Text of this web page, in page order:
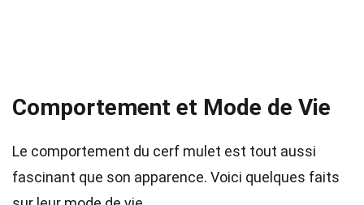
Comportement et Mode de Vie
Le comportement du cerf mulet est tout aussi
fascinant que son apparence. Voici quelques faits